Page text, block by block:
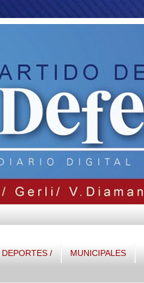
DEPORTES / MUNICIPALES